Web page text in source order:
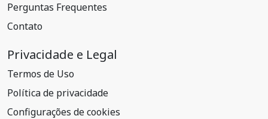
Perguntas Frequentes
Contato
Privacidade e Legal
Termos de Uso
Política de privacidade
Configurações de cookies